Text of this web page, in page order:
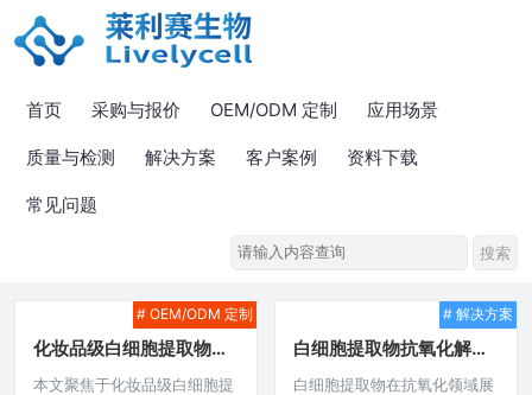
首页 采购与报价 OEM/ODM 定制 应用场景
质量与检测 解决方案 客户案例 资料下载
常见问题
# OEM/ODM 定制
化妆品级白细胞提取物
OEM
本文聚焦于化妆品级白细胞提
# 解决方案
白细胞提取物抗氧化解决
方案
白细胞提取物在抗氧化领域展